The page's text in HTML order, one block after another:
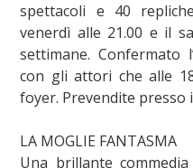
spettacoli e 40
venerdì alle 21.00 e il
settimane. Confermato
con gli attori che alle
foyer. Prevendite presso
LA MOGLIE FANTASMA
Una brillante